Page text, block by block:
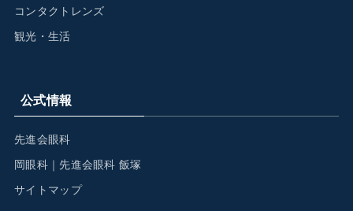
コンタクトレンズ
観光・生活
公式情報
先進会眼科
岡眼科｜先進会眼科 飯塚
サイトマップ